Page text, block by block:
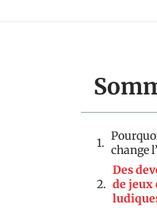
change
Des
de jeux